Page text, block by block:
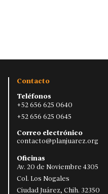
Contacto
Teléfonos
+52 656 625 0640
+52 656 625 0645
Correo electrónico
contacto@planjuarez.org
Oficinas
Av. 20 de Noviembre 4305
Col. Los Nogales
Ciudad Juárez, Chih. 32350